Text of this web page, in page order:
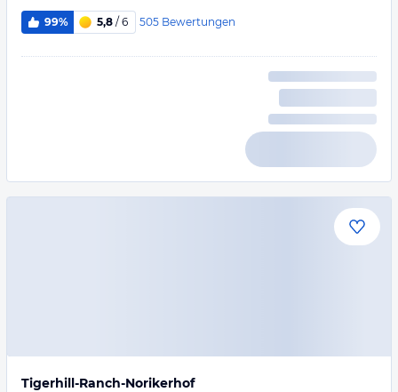
99% 5,8 / 6 505 Bewertungen
Tigerhill-Ranch-Norikerhof